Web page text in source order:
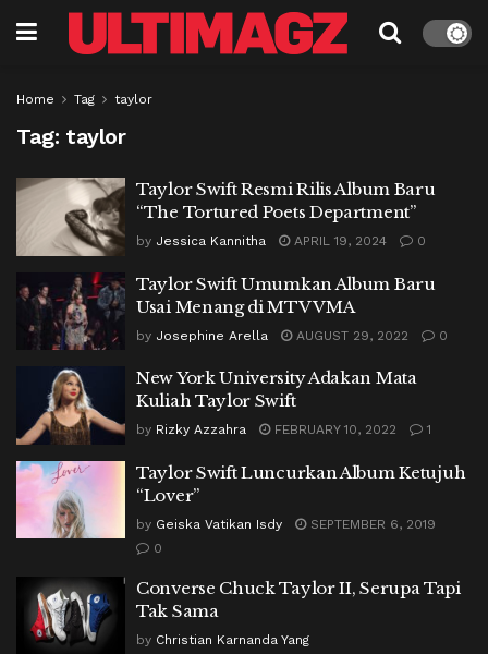
Home Tag taylor
Tag: taylor
Taylor Swift Resmi Rilis Album Baru
“The Tortured Poets Department”
by Jessica Kannitha APRIL 19, 2024 0
Taylor Swift Umumkan Album Baru
Usai Menang di MTV VMA
by Josephine Arella AUGUST 29, 2022 0
New York University Adakan Mata
Kuliah Taylor Swift
by Rizky Azzahra FEBRUARY 10, 2022 1
Taylor Swift Luncurkan Album Ketujuh
“Lover”
by Geiska Vatikan Isdy
SEPTEMBER 6, 2019
0
Converse Chuck Taylor II, Serupa Tapi
Tak Sama
by Christian Karnanda Yang